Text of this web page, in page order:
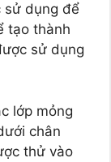
sử dụng để
tạo thành
sử dụng
lớp mỏng
chân
thử vào